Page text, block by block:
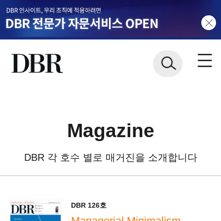
Magazine
DBR 각 호수 별로 매거진을 소개합니다
DBR 126호